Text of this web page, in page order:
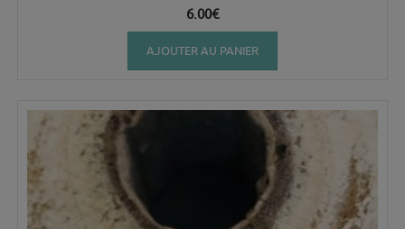
6.00€
AJOUTER AU PANIER